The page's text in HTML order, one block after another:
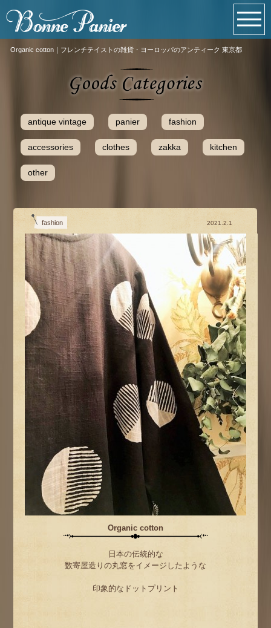
Organic cotton｜フレンチテイストの雑貨・ヨーロッパのアンティーク 東京都
antique vintage panier fashion
accessories clothes zakka kitchen
other
fashion 2021.2.1
Organic cotton
日本の伝統的な
数寄屋造りの丸窓をイメージしたような
印象的なドットプリント